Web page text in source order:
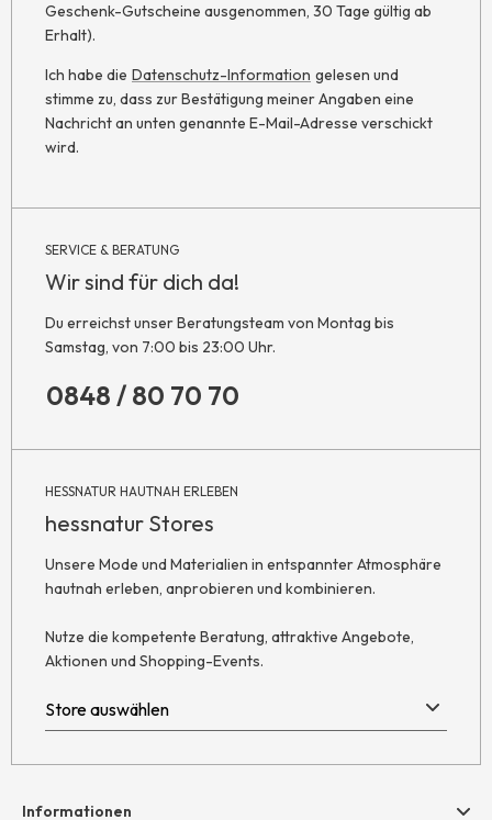
Geschenk-Gutscheine ausgenommen, 30 Tage gültig ab
Erhalt).
Ich habe die Datenschutz-Information gelesen und
stimme zu, dass zur Bestätigung meiner Angaben eine
Nachricht an unten genannte E-Mail-Adresse verschickt
wird.
SERVICE & BERATUNG
Wir sind für dich da!
Du erreichst unser Beratungsteam von Montag bis
Samstag, von 7:00 bis 23:00 Uhr.
0848 / 80 70 70
HESSNATUR HAUTNAH ERLEBEN
hessnatur Stores
Unsere Mode und Materialien in entspannter Atmosphäre
hautnah erleben, anprobieren und kombinieren.
Nutze die kompetente Beratung, attraktive Angebote,
Aktionen und Shopping-Events.
Informationen